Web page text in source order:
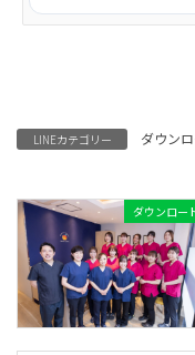
LINEカテゴリー ダウン
ダウンロー